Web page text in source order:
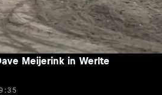
Meijerink in Werlte